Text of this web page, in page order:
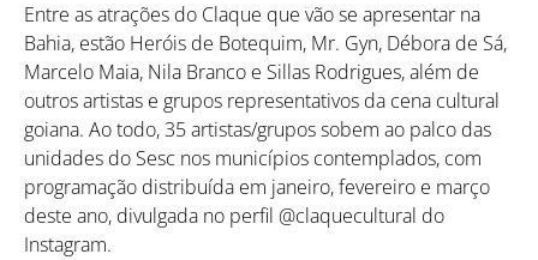
Entre as atrações do Claque que vão se apresentar na
Bahia, estão Heróis de Botequim, Mr. Gyn, Débora de Sá,
Marcelo Maia, Nila Branco e Sillas Rodrigues, além de
outros artistas e grupos representativos da cena cultural
goiana. Ao todo, 35 artistas/grupos sobem ao palco das
unidades do Sesc nos municípios contemplados, com
programação distribuída em janeiro, fevereiro e março
deste ano, divulgada no perfil @claquecultural do
Instagram.